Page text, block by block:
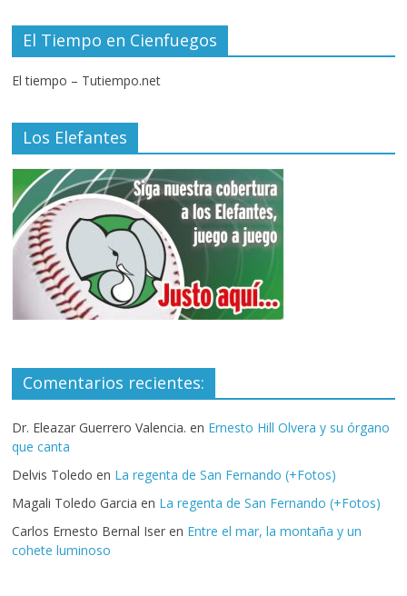
El Tiempo en Cienfuegos
El tiempo – Tutiempo.net
Los Elefantes
Comentarios recientes:
Dr. Eleazar Guerrero Valencia. en Ernesto Hill Olvera y su órgano
que canta
Delvis Toledo en La regenta de San Fernando (+Fotos)
Magali Toledo Garcia en La regenta de San Fernando (+Fotos)
Carlos Ernesto Bernal Iser en Entre el mar, la montaña y un
cohete luminoso